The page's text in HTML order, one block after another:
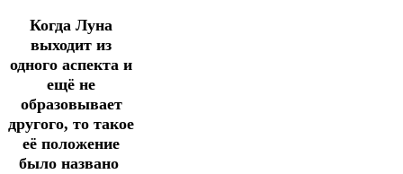
Когда Луна
выходит из
одного аспекта и
ещё не
образовывает
другого, то такое
её положение
было названо